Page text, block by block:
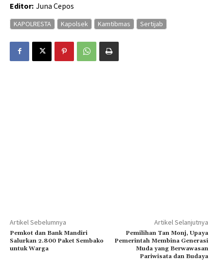
Editor: Juna Cepos
KAPOLRESTA Kapolsek Kamtibmas Sertijab
Artikel Sebelumnya
Pemkot dan Bank Mandiri
Salurkan 2.800 Paket Sembako
untuk Warga
Artikel Selanjutnya
Pemilihan Tan Monj, Upaya
Pemerintah Membina Generasi
Muda yang Berwawasan
Pariwisata dan Budaya